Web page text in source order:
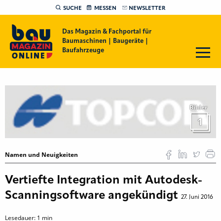
SUCHE MESSEN NEWSLETTER
Das Magazin & Fachportal für
Baumaschinen | Baugeräte |
Baufahrzeuge
Bilder
1
Namen und Neuigkeiten
Vertiefte Integration mit Autodesk-
Scanningsoftware angekündigt 27. Juni 2016
Lesedauer: 1 min